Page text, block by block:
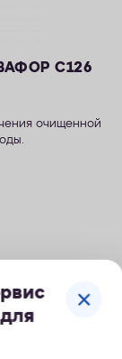
С126
очищенной